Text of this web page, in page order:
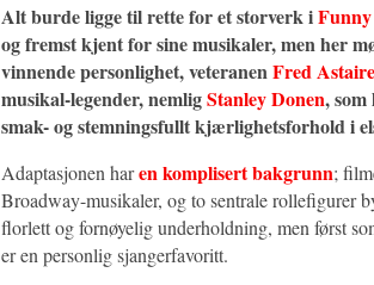
Alt burde ligge til rette for et storverk iFunny
og fremst kjent for sine musikaler, men her
vinnende personlighet, veteranenFred Astaire
musikal-legender, nemligStanley Donen,
smak- og stemningsfullt kjærlighetsforhold i
Adaptasjonen haren komplisert bakgrunn;
Broadway-musikaler, og to sentrale rollefigurer
florlett og fornøyelig underholdning, men først
er en personlig sjangerfavoritt.